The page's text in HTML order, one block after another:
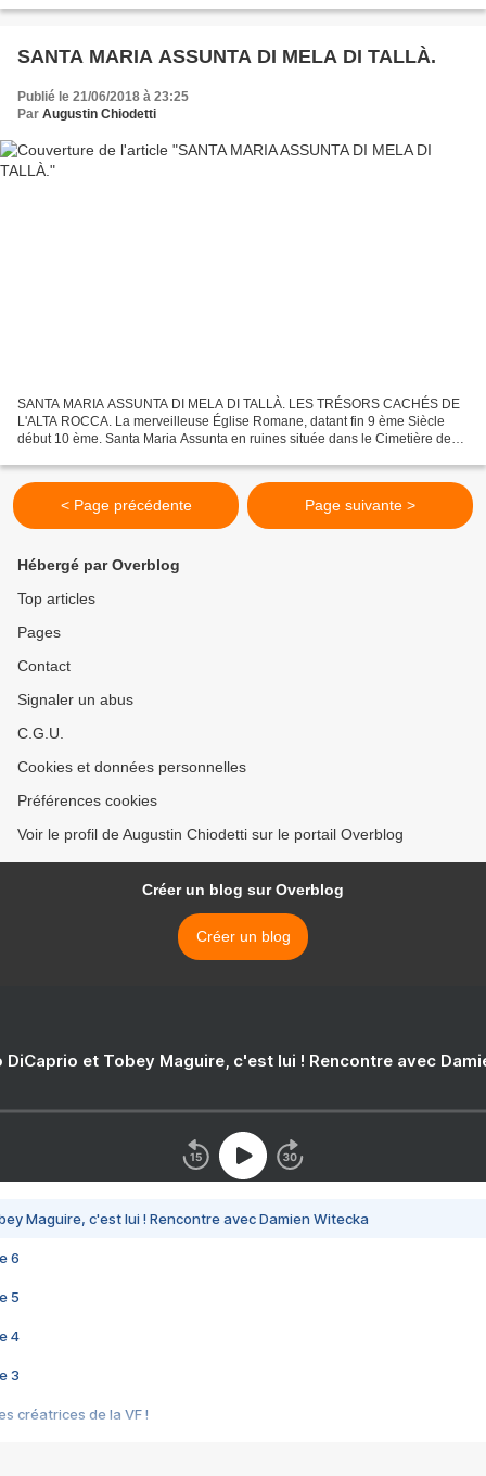
SANTA MARIA ASSUNTA DI MELA DI TALLÀ.
Publié le 21/06/2018 à 23:25
Par Augustin Chiodetti
SANTA MARIA ASSUNTA DI MELA DI TALLÀ. LES TRÉSORS CACHÉS DE
L'ALTA ROCCA. La merveilleuse Église Romane, datant fin 9 ème Siècle
début 10 ème. Santa Maria Assunta en ruines située dans le Cimetière de
< Page précédente Page suivante >
Hébergé par Overblog
Top articles
Pages
Contact
Signaler un abus
C.G.U.
Cookies et données personnelles
Préférences cookies
Voir le profil de Augustin Chiodetti sur le portail Overblog
Créer un blog sur Overblog
Créer un blog
DiCaprio et Tobey Maguire, c'est lui ! Rencontre avec
Maguire, c'est lui ! Rencontre avec Damien Witecka
6
5
4
3
créatrices de la VF !